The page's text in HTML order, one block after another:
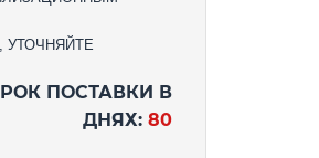
УТОЧНЯЙТЕ
ПОСТАВКИ В
ДНЯХ: 80